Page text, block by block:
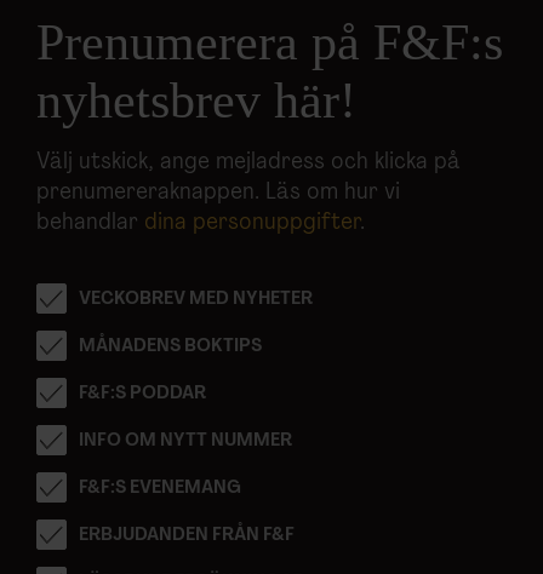
Prenumerera på F&F:s
nyhetsbrev här!
Välj utskick, ange mejladress och klicka på
prenumereraknappen. Läs om hur vi
behandlar dina personuppgifter.
VECKOBREV MED NYHETER
MÅNADENS BOKTIPS
F&F:S PODDAR
INFO OM NYTT NUMMER
F&F:S EVENEMANG
ERBJUDANDEN FRÅN F&F